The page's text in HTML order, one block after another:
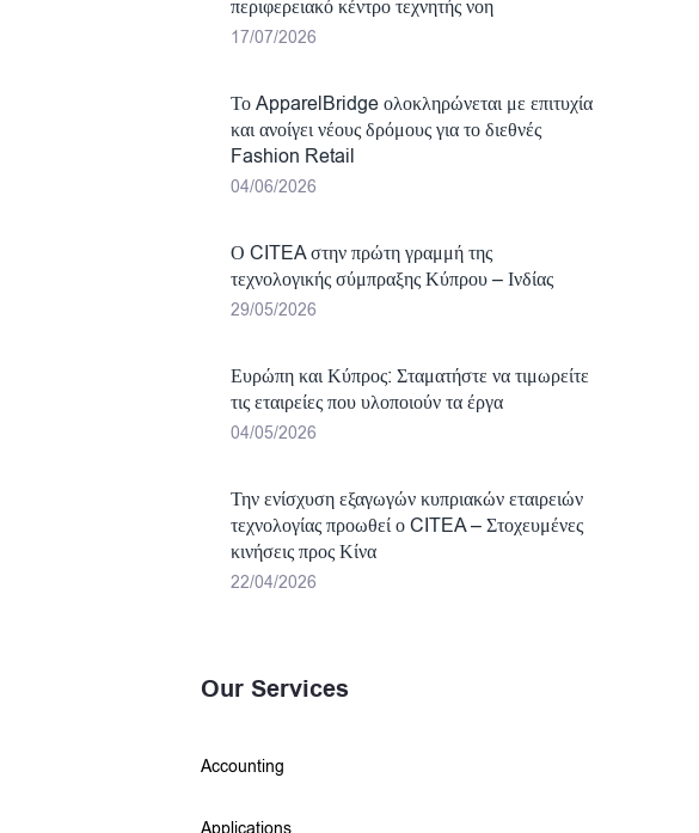
περιφερειακό κέντρο τεχνητής νοη
17/07/2026
Το ApparelBridge ολοκληρώνεται με επιτυχία
και ανοίγει νέους δρόμους για το διεθνές
Fashion Retail
04/06/2026
Ο CITEA στην πρώτη γραμμή της
τεχνολογικής σύμπραξης Κύπρου – Ινδίας
29/05/2026
Ευρώπη και Κύπρος: Σταματήστε να τιμωρείτε
τις εταιρείες που υλοποιούν τα έργα
04/05/2026
Την ενίσχυση εξαγωγών κυπριακών εταιρειών
τεχνολογίας προωθεί ο CITEA – Στοχευμένες
κινήσεις προς Κίνα
22/04/2026
Our Services
Accounting